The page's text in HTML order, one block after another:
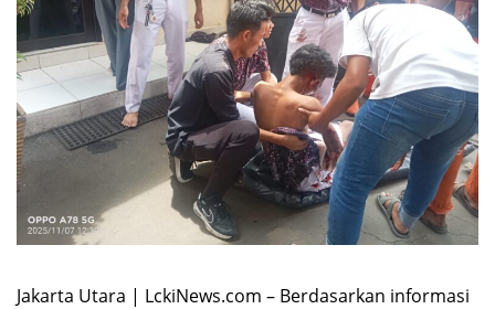
Jakarta Utara | LckiNews.com – Berdasarkan informasi